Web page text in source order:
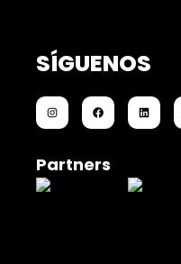
SÍGUENOS
Partners